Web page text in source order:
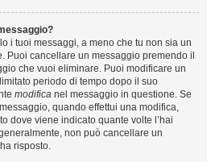
i tuoi messaggi, a meno che tu non sia un
Puoi cancellare un messaggio premendo il
che vuoi eliminare. Puoi modificare un
periodo di tempo dopo il suo
modifica nel messaggio in questione. Se
quando effettui una modifica,
dove viene indicato quante volte l’hai
non può cancellare un
risposto.